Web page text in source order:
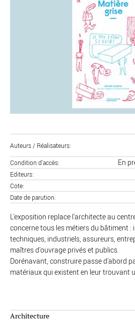
Architecture
Auteurs / Réalisateurs
Condition d'accès En
Editeurs
Cote
Date de parution
L'exposition replace l'architecte au
concerne tous les métiers du bâtiment :
techniques, industriels, assureurs,
maîtres d'ouvrage privés et publics.
Dorénavant, construire passe d'abord
matériaux qui existent en leur trouvant